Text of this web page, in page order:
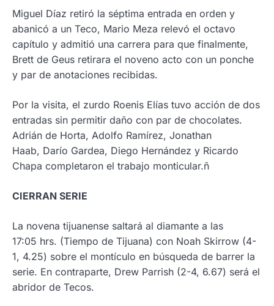
Miguel Díaz retiró la séptima entrada en orden y
abanicó a un Teco, Mario Meza relevó el octavo
capítulo y admitió una carrera para que finalmente,
Brett de Geus retirara el noveno acto con un ponche
y par de anotaciones recibidas.
Por la visita, el zurdo Roenis Elías tuvo acción de dos
entradas sin permitir daño con par de chocolates.
Adrián de Horta, Adolfo Ramírez, Jonathan
Haab, Darío Gardea, Diego Hernández y Ricardo
Chapa completaron el trabajo monticular.ñ
CIERRAN SERIE
La novena tijuanense saltará al diamante a las
17:05 hrs. (Tiempo de Tijuana) con Noah Skirrow (4-
1, 4.25) sobre el montículo en búsqueda de barrer la
serie. En contraparte, Drew Parrish (2-4, 6.67) será el
abridor de Tecos.